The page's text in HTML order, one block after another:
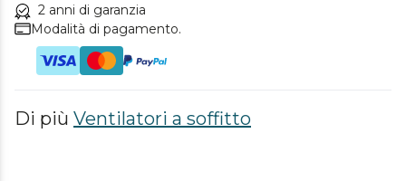
2 anni di garanzia
Modalità di pagamento.
Di più Ventilatori a soffitto